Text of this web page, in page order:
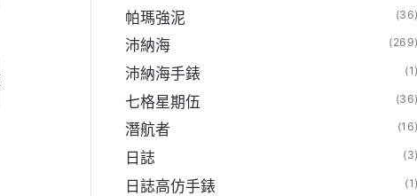
樣【C廠官方旗艦店】
帕瑪強泥
沛納海
沛納海手錶
七格星期伍
潛航者
日誌
日誌高仿手錶